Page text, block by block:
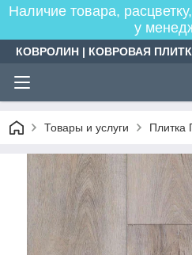
Наличие товара,
у
КОВРОЛИН | КОВРОВАЯ
Товары и услуги Плитка